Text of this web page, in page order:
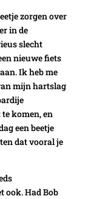
zorgen over
in de
slecht
nieuwe fiets
Ik heb me
mijn hartslag
komen, en
een beetje
dat vooral je
ook. Had Bob